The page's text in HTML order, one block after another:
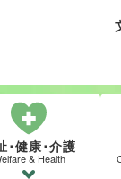
･健康･介護
& Health